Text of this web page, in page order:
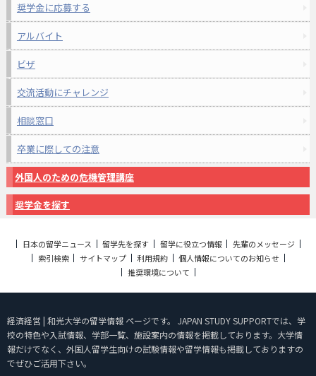
奨学金に応募する
アルバイト
ビザ
交流活動にチャレンジ
相談窓口
卒業に際しての注意
外国人のための危機管理講座
奨学金を探す
日本の留学ニュース 留学先を探す 留学に役立つ情報
先輩のメッセージ
索引検索
サイトマップ 利用規約
個人情報についてのお知らせ
推奨環境について
経済経営 | 和光大学の留学情報 ページです。 JAPAN STUDY SUPPORTでは、学
校の特色や入試情報、学部一覧、施設案内の情報を掲載しております。大学情
報だけでなく、外国人留学生向けの試験情報や留学情報も掲載しておりますの
でぜひご活用下さい。